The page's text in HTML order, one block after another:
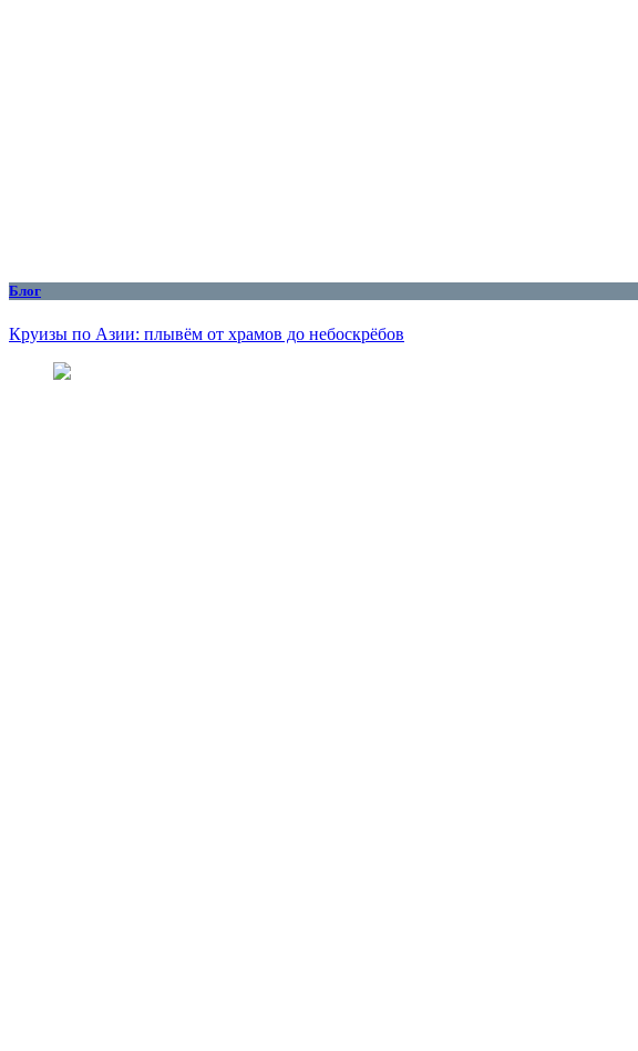
Блог
Круизы по Азии: плывём от храмов до небоскрёбов